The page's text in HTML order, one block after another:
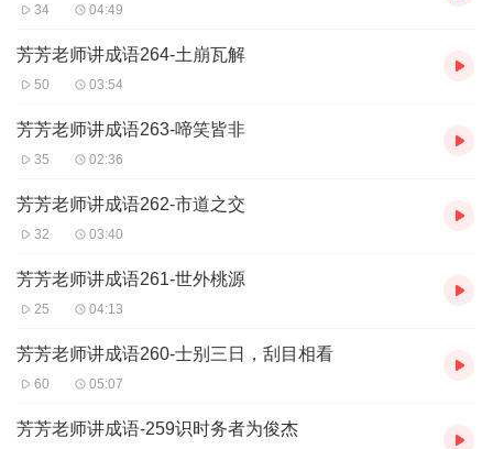
34 04:49
芳芳老师讲成语264-土崩瓦解
50 03:54
芳芳老师讲成语263-啼笑皆非
35 02:36
芳芳老师讲成语262-市道之交
32 03:40
芳芳老师讲成语261-世外桃源
25 04:13
芳芳老师讲成语260-士别三日，刮目相看
60 05:07
芳芳老师讲成语-259识时务者为俊杰